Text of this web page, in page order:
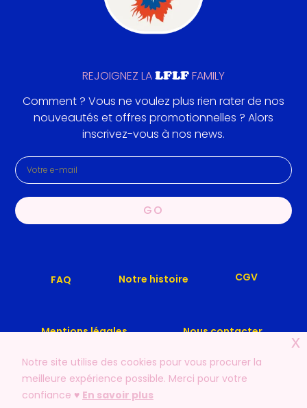
REJOIGNEZ LALFLFFAMILY
Comment ? Vous ne voulez plus rien rater de nos
nouveautés et offres promotionnelles ? Alors
inscrivez-vous à nos news.
GO
FAQ Notre histoire CGV
Mentions légales Nous contacter
Notre site utilise des cookies pour vous procurer la
meilleure expérience possible. Merci pour votre
confiance ♥️ En savoir plus
x